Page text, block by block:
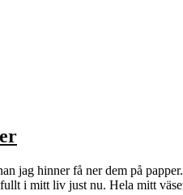
jag hinner få ner dem på
fullt i mitt liv just nu. Hela mitt